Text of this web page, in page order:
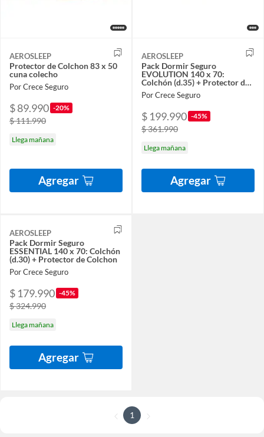
AEROSLEEP
Protector de Colchon 83 x 50
cuna colecho
Por Crece Seguro
$ 89.990 -20%
$ 111.990
Llega mañana
Agregar
AEROSLEEP
Pack Dormir Seguro
EVOLUTION 140 x 70:
Colchón (d.35) + Protector de
Colchon
Por Crece Seguro
$ 199.990 -45%
$ 361.990
Llega mañana
Agregar
AEROSLEEP
Pack Dormir Seguro
ESSENTIAL 140 x 70: Colchón
(d.30) + Protector de Colchon
Por Crece Seguro
$ 179.990 -45%
$ 324.990
Llega mañana
Agregar
1